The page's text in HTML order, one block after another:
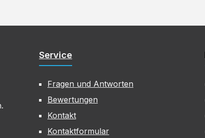
Service
Fragen und Antworten
Bewertungen
Kontakt
Kontaktformular